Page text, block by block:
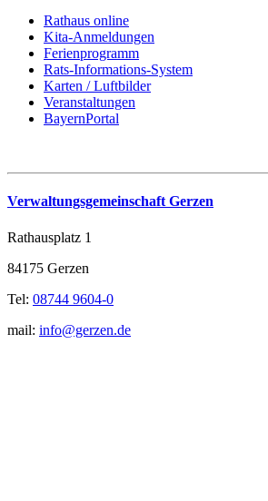
Rathaus online
Kita-Anmeldungen
Ferienprogramm
Rats-Informations-System
Karten / Luftbilder
Veranstaltungen
BayernPortal
Verwaltungsgemeinschaft Gerzen
Rathausplatz 1
84175 Gerzen
Tel: 08744 9604-0
mail: info@gerzen.de